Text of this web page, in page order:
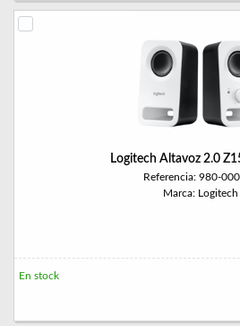
Logitech Altavoz 2.0
Referencia: 980-
Marca: Logitech
En stock